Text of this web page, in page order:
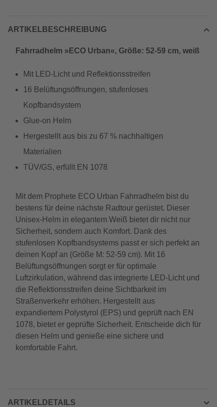
ARTIKELBESCHREIBUNG
Fahrradhelm »ECO Urban«, Größe: 52-59 cm, weiß
Mit LED-Licht und Reflektionsstreifen
16 Belüftungsöffnungen, stufenloses
Kopfbandsystem
Glue-on Helm
Hergestellt aus bis zu 67 % nachhaltigen
Materialien
TÜV/GS, erfüllt EN 1078
Mit dem Prophete ECO Urban Fahrradhelm bist du
bestens für deine nächste Radtour gerüstet. Dieser
Unisex-Helm in elegantem Weiß bietet dir nicht nur
Sicherheit, sondern auch Komfort. Dank des
stufenlosen Kopfbandsystems passt er sich perfekt an
deinen Kopf an (Größe M: 52-59 cm). Mit 16
Belüftungsöffnungen sorgt er für optimale
Luftzirkulation, während das integrierte LED-Licht und
die Reflektionsstreifen deine Sichtbarkeit im
Straßenverkehr erhöhen. Hergestellt aus
expandiertem Polystyrol (EPS) und geprüft nach EN
1078, bietet er geprüfte Sicherheit. Entscheide dich für
diesen Helm und genieße eine sichere und
komfortable Fahrt.
ARTIKELDETAILS